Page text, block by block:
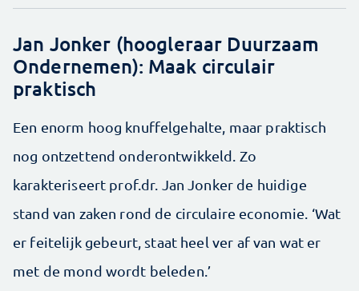
Jan Jonker (hoogleraar Duurzaam
Ondernemen): Maak circulair
praktisch
Een enorm hoog knuffelgehalte, maar praktisch
nog ontzettend onderontwikkeld. Zo
karakteriseert prof.dr. Jan Jonker de huidige
stand van zaken rond de circulaire economie. ‘Wat
er feitelijk gebeurt, staat heel ver af van wat er
met de mond wordt beleden.’